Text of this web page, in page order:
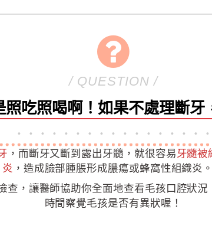
/ QUESTION /
照吃照喝啊！如果不處理斷牙
．．．．．．．．．．．．．．．．．
，而斷牙又斷到露出牙髓，就很容易 牙髓被
炎 ，造成臉部腫脹形成膿瘍或蜂窩性組織炎。
查，讓醫師協助你全面地查看毛孩口腔狀
時間察覺毛孩是否有異狀喔！